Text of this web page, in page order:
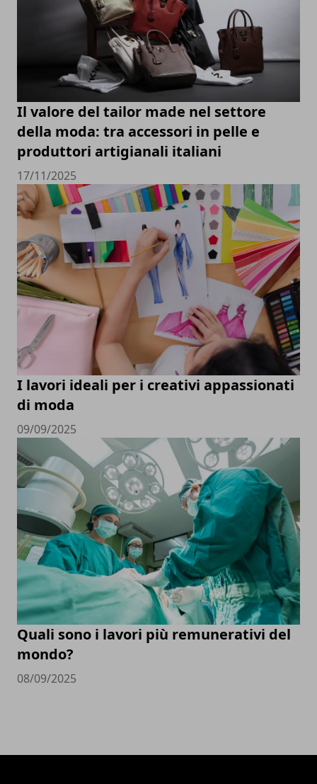
Il valore del tailor made nel settore
della moda: tra accessori in pelle e
produttori artigianali italiani
17/11/2025
I lavori ideali per i creativi appassionati
di moda
09/09/2025
Quali sono i lavori più remunerativi del
mondo?
08/09/2025